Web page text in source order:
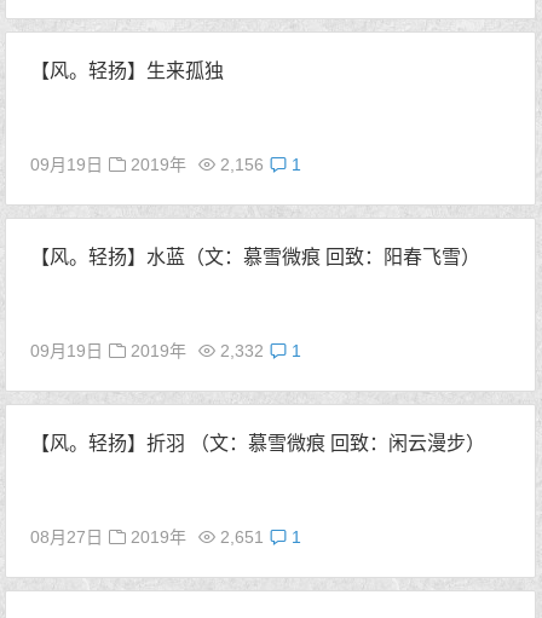
【风。轻扬】生来孤独
09月19日 2019年 2,156 1
【风。轻扬】水蓝（文：慕雪微痕 回致：阳春飞雪）
09月19日 2019年 2,332 1
【风。轻扬】折羽 （文：慕雪微痕 回致：闲云漫步）
08月27日 2019年 2,651 1